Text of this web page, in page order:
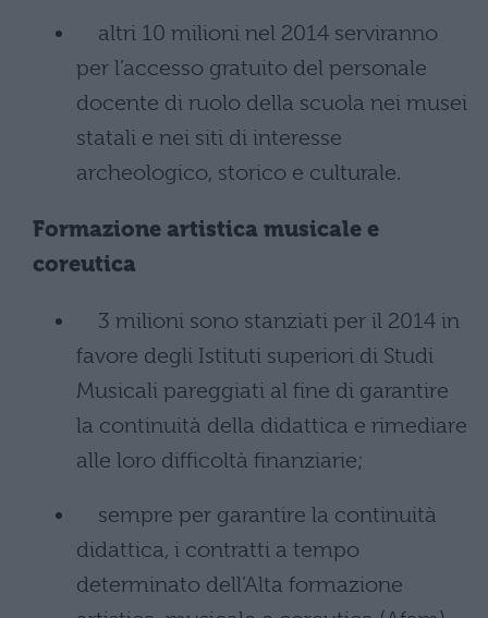
altri 10 milioni nel 2014 serviranno
per l’accesso gratuito del personale
docente di ruolo della scuola nei musei
statali e nei siti di interesse
archeologico, storico e culturale.
Formazione artistica musicale e
coreutica
3 milioni sono stanziati per il 2014 in
favore degli Istituti superiori di Studi
Musicali pareggiati al fine di garantire
la continuità della didattica e rimediare
alle loro difficoltà finanziarie;
sempre per garantire la continuità
didattica, i contratti a tempo
determinato dell’Alta formazione